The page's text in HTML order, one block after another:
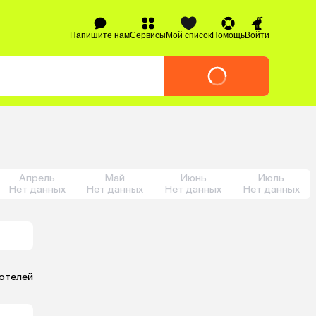
Напишите намСервисыМой списокПомощьВойти
Апрель
Нет данных
Май
Нет данных
Июнь
Нет данных
Июль
Нет данных